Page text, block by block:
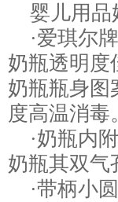
婴儿用品
·爱琪尔
奶瓶透明度
奶瓶瓶身图
度高温消毒
·奶瓶内
奶瓶其双气
·带柄小